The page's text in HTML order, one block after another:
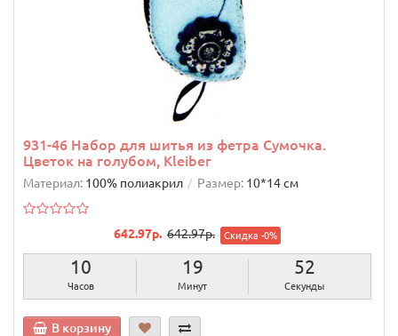
931-46 Набор для шитья из фетра Сумочка.
Цветок на голубом, Kleiber
Материал: 100% полиакрил Размер: 10*14 см
642.97р. 642.97р. Скидка -0%
10
Часов
19
Минут
51
Секунда
В корзину